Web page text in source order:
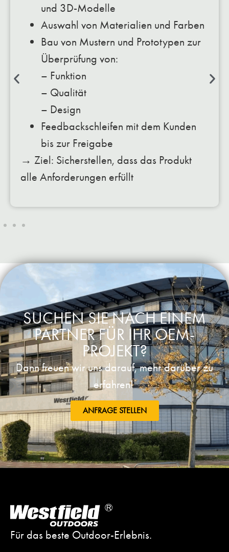
und 3D-Modelle
Auswahl von Materialien und Farben
Bau von Mustern und Prototypen zur
Überprüfung von:
– Funktion
– Qualität
– Design
Feedbackschleifen mit dem Kunden
bis zur Freigabe
→ Ziel: Sicherstellen, dass das Produkt
alle Anforderungen erfüllt
SUCHEN SIE NACH EINEM
PARTNER FÜR IHR OEM-
PROJEKT?
Dann freuen wir uns darauf, mehr darüber zu
erfahren!
ANFRAGE STELLEN
Für das beste Outdoor-Erlebnis.